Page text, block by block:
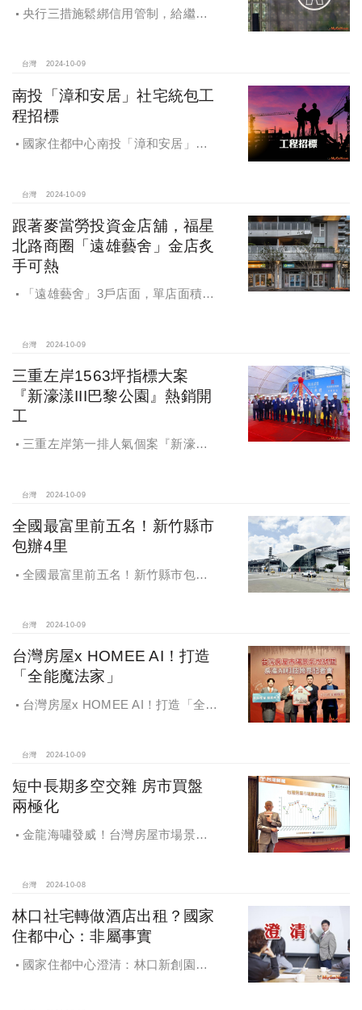
央行三措施鬆綁信用管制，給繼
台灣 2024-10-09
南投「漳和安居」社宅統包工
程招標
國家住都中心南投「漳和安居」社
台灣 2024-10-09
跟著麥當勞投資金店舖，福星
北路商圈「遠雄藝舍」金店炙
手可熱
「遠雄藝舍」3戶店面，單店面積在
百萬的交易行情
台灣 2024-10-09
三重左岸1563坪指標大案
『新濠漾III巴黎公園』熱銷開
工
三重左岸第一排人氣個案『新濠漾III
台灣 2024-10-09
全國最富里前五名！新竹縣市
包辦4里
全國最富里前五名！新竹縣市包辦4
台灣 2024-10-09
台灣房屋x HOMEE AI！打造
「全能魔法家」
台灣房屋x HOMEE AI！打造「全能
台灣 2024-10-09
短中長期多空交雜 房市買盤
兩極化
金龍海嘯發威！台灣房屋市場景氣
望全壘打
台灣 2024-10-08
林口社宅轉做酒店出租？國家
住都中心：非屬事實
國家住都中心澄清：林口新創園秉